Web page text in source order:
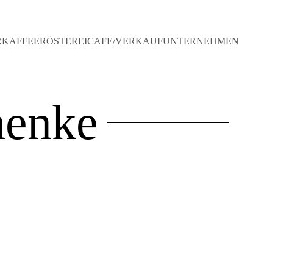
KAFFEERÖSTEREICAFE/VERKAUFUNTERNEHMEN